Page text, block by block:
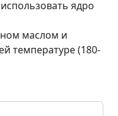
ядро
маслом и
температуре (180-